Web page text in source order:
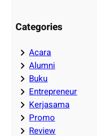
Categories
Acara
Alumni
Buku
Entrepreneur
Kerjasama
Promo
Review